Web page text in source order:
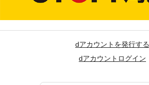
dアカウントを発行する
dアカウントログイン